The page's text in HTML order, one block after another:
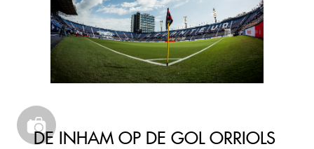
DE INHAM OP DE GOL ORRIOLS